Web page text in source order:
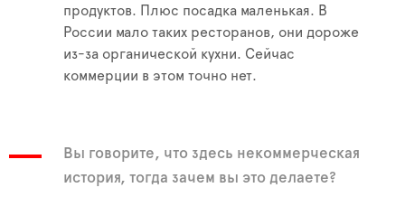
продуктов. Плюс посадка маленькая. В
России мало таких ресторанов, они дороже
из-за органической кухни. Сейчас
коммерции в этом точно нет.
Вы говорите, что здесь некоммерческая
история, тогда зачем вы это делаете?